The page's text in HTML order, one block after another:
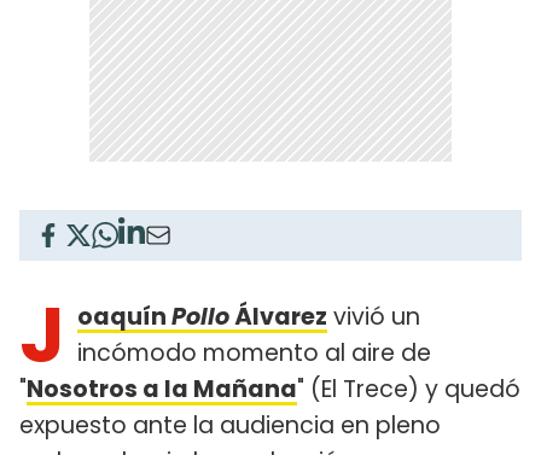
J oaquínPolloÁlvarez vivió un
incómodo momento al aire de
"Nosotros a la Mañana" (El Trece) y quedó
expuesto ante la audiencia en pleno